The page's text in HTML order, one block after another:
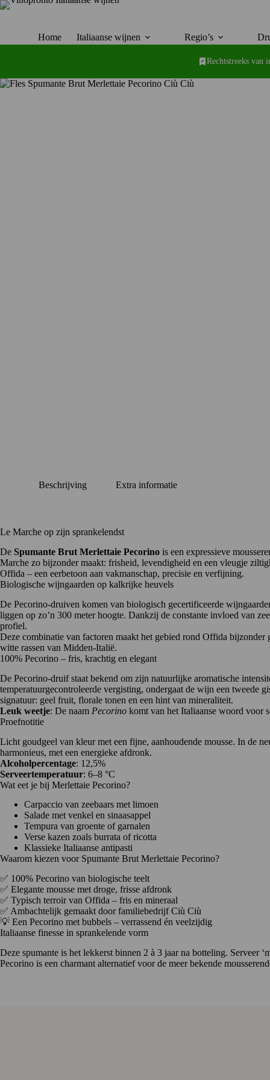
Ga
Home Italiaanse wijnen Regio’s
Rechtstreeks van
Beschrijving Extra informatie
Le Marche op zijn sprankelendst
De Spumante Brut Merlettaie Pecorino is een expressieve
Marche zo bijzonder maakt: frisheid, levendigheid en een vleugje
Offida – een eerbetoon aan vakmanschap, precisie en verfijning.
Biologische wijngaarden op kalkrijke heuvels
De Pecorino-druiven komen van biologisch gecertificeerde
liggen op zo’n 300 meter hoogte. Dankzij de constante invloed van
profiel.
Deze combinatie van factoren maakt het gebied rond Offida
witte rassen van Midden-Italië.
100% Pecorino – fris, krachtig en elegant
De Pecorino-druif staat bekend om zijn natuurlijke aromatische
temperatuurgecontroleerde vergisting, ondergaat de wijn een tweede
signatuur: geel fruit, florale tonen en een hint van mineraliteit.
Leuk weetje: De naam Pecorino komt van het Italiaanse woord voor
Proefnotitie
Licht goudgeel van kleur met een fijne, aanhoudende mousse. In de
harmonieus, met een energieke afdronk.
Alcoholpercentage: 12,5%
Serveertemperatuur: 6–8 °C
Wat eet je bij Merlettaie Pecorino?
Carpaccio van zeebaars met limoen
Salade met venkel en sinaasappel
Tempura van groente of garnalen
Verse kazen zoals burrata of ricotta
Klassieke Italiaanse antipasti
Waarom kiezen voor Spumante Brut Merlettaie Pecorino?
✅ 100% Pecorino van biologische teelt
✅ Elegante mousse met droge, frisse afdronk
✅ Typisch terroir van Offida – fris en mineraal
✅ Ambachtelijk gemaakt door familiebedrijf Ciù Ciù
💡 Een Pecorino met bubbels – verrassend én veelzijdig
Italiaanse finesse in sprankelende vorm
Deze spumante is het lekkerst binnen 2 à 3 jaar na botteling. Serveer
Pecorino is een charmant alternatief voor de meer bekende